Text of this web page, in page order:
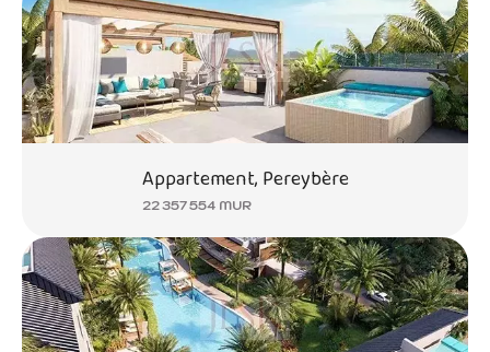
Appartement, Pereybère
22 357 554 MUR